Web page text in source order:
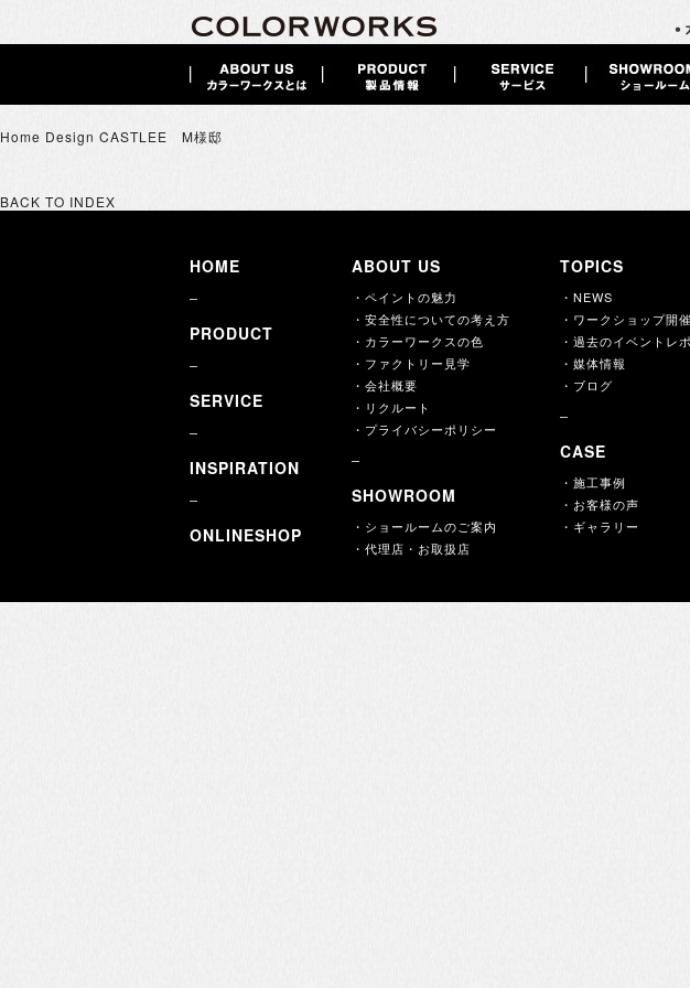
Home Design CASTLEE M様邸
BACK TO INDEX
HOME
PRODUCT
SERVICE
INSPIRATION
ONLINESHOP
ABOUT US
・ペイントの魅力
・安全性についての考え方
・カラーワークスの色
・ファクトリー見学
・会社概要
・リクルート
・プライバシーポリシー
SHOWROOM
・ショールームのご案内
・代理店・お取扱店
TOPICS
・NEWS
・ワークショップ開
・過去のイベントレ
・媒体情報
・ブログ
CASE
・施工事例
・お客様の声
・ギャラリー